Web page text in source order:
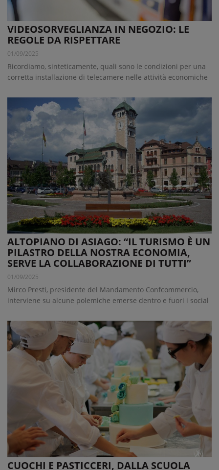
VIDEOSORVEGLIANZA IN NEGOZIO: LE
REGOLE DA RISPETTARE
01/09/2025
Ricordiamo, sinteticamente, quali sono le condizioni per una
corretta installazione di telecamere nelle attività economiche
ALTOPIANO DI ASIAGO: “IL TURISMO È UN
PILASTRO DELLA NOSTRA ECONOMIA,
SERVE LA COLLABORAZIONE DI TUTTI”
01/09/2025
Mirco Presti, presidente del Mandamento Confcommercio,
interviene su alcune polemiche emerse dentro e fuori i social
CUOCHI E PASTICCERI, DALLA SCUOLA